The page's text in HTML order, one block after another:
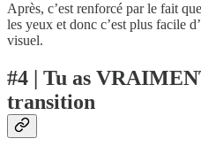
Après, c’est renforcé par le fait
les yeux et donc c’est plus facile
visuel.
#4 | Tu as
transition